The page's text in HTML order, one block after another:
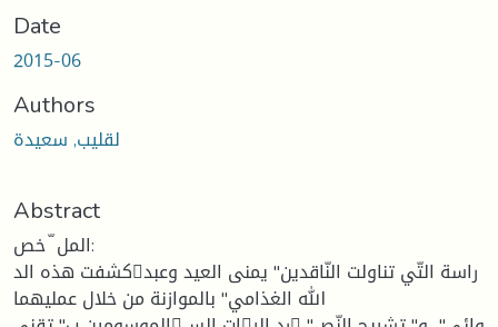
Date
2015-06
Authors
لقليب, سعيدة
Abstract
المل ّ خص:
كشفت هذه الدراسة التّي تناولت النّاقدين" يمنى العيد وعبد
الله الغذامي" بالموازنة من خلال عمليهما